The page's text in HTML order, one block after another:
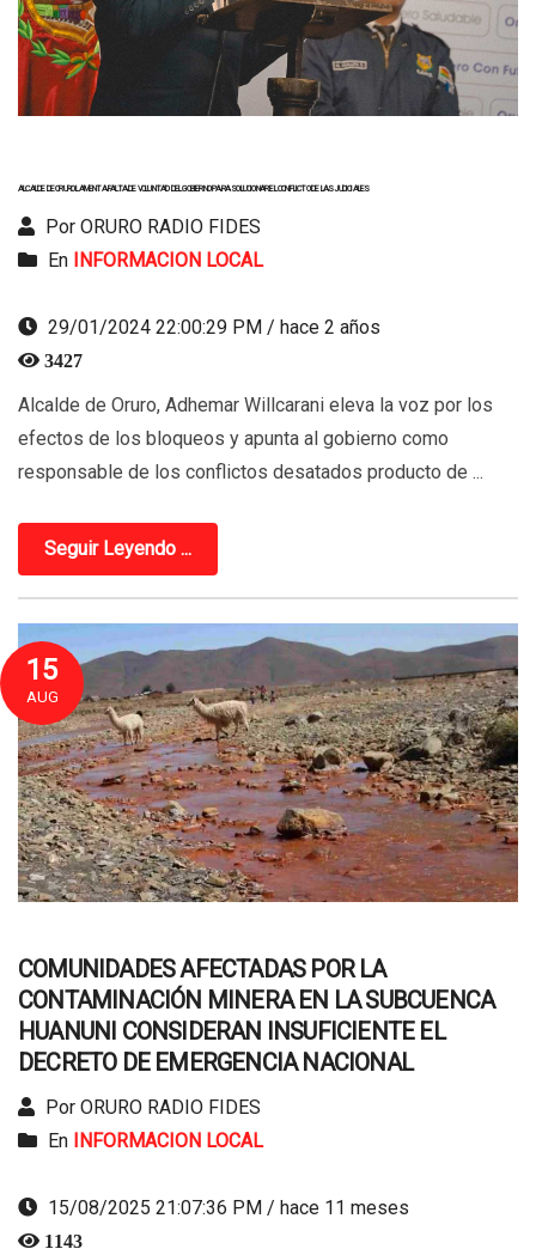
ALCALDE DE ORURO LAMENTA FALTA DE VOLUNTAD DEL GOBIERNO PARA SOLUCIONAR EL CONFLICTO DE LAS JUDICIALES
Por ORURO RADIO FIDES
En
INFORMACION LOCAL
29/01/2024 22:00:29 PM / hace 2 años
3427
Alcalde de Oruro, Adhemar Willcarani eleva la voz por los
efectos de los bloqueos y apunta al gobierno como
responsable de los conflictos desatados producto de ...
Seguir Leyendo ...
15
AUG
COMUNIDADES AFECTADAS POR LA
CONTAMINACIÓN MINERA EN LA SUBCUENCA
HUANUNI CONSIDERAN INSUFICIENTE EL
DECRETO DE EMERGENCIA NACIONAL
Por ORURO RADIO FIDES
En INFORMACION LOCAL
15/08/2025 21:07:36 PM / hace 11 meses
1143